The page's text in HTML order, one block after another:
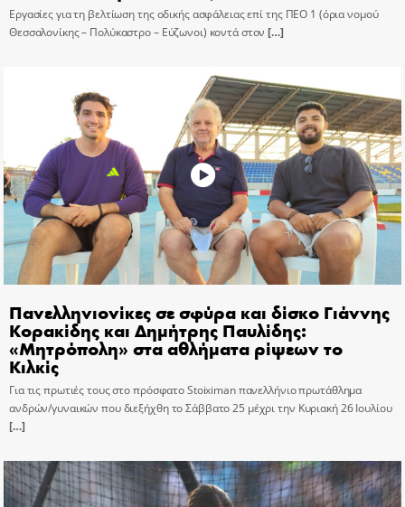
Εργασίες για τη βελτίωση της οδικής ασφάλειας επί της ΠΕΟ 1 (όρια νομού
Θεσσαλονίκης – Πολύκαστρο – Εύζωνοι) κοντά στον […]
Πανελληνιονίκες σε σφύρα και δίσκο Γιάννης
Κορακίδης και Δημήτρης Παυλίδης:
«Μητρόπολη» στα αθλήματα ρίψεων το
Κιλκίς
Για τις πρωτιές τους στο πρόσφατο Stoiximan πανελλήνιο πρωτάθλημα
ανδρών/γυναικών που διεξήχθη το Σάββατο 25 μέχρι την Κυριακή 26 Ιουλίου
[…]